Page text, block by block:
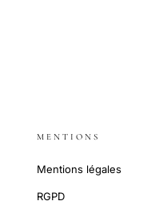
MENTIONS
Mentions légales
RGPD